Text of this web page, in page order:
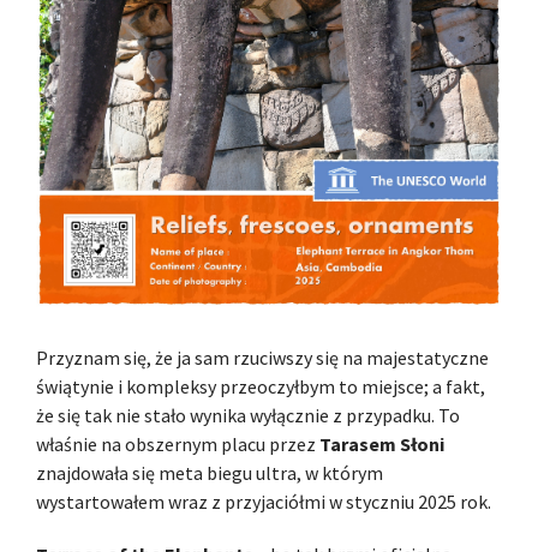
Przyznam się, że ja sam rzuciwszy się na majestatyczne
świątynie i kompleksy przeoczyłbym to miejsce; a fakt,
że się tak nie stało wynika wyłącznie z przypadku. To
właśnie na obszernym placu przez Tarasem Słoni
znajdowała się meta biegu ultra, w którym
wystartowałem wraz z przyjaciółmi w styczniu 2025 rok.